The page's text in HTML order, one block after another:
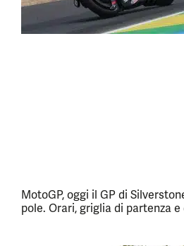
MotoGP, oggi il GP di
pole. Orari, griglia di partenza